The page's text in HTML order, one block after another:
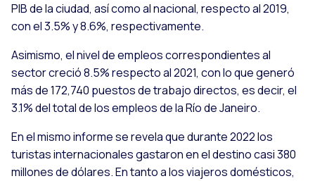
PIB de la ciudad, así como al nacional, respecto al 2019,
con el 3.5% y 8.6%, respectivamente.
Asimismo, el nivel de empleos correspondientes al
sector creció 8.5% respecto al 2021, con lo que generó
más de 172,740 puestos de trabajo directos, es decir, el
3.1% del total de los empleos de la Río de Janeiro.
En el mismo informe se revela que durante 2022 los
turistas internacionales gastaron en el destino casi 380
millones de dólares. En tanto a los viajeros domésticos,